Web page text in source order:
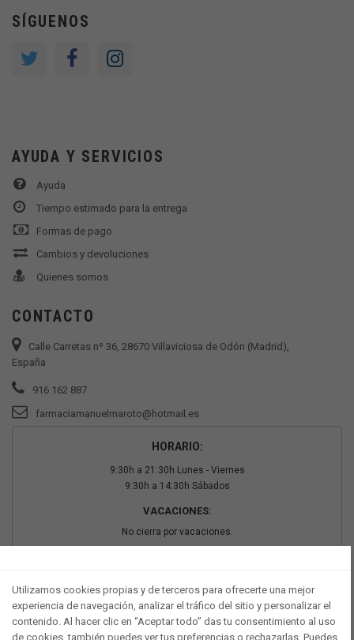
SÍGUENOS
AYUDA Y SERVICIOS
Ayuda
Tiempo estimado para la entrega
Formas de pago
Cambios y devoluciones
Quienes somos
CONTACTO
Calle Carretas nº 36, 28670 Villaviciosa de Odón (Madrid),
España
916 162 887
farmaciamanuelmaroto@hotmail.es
HORARIO:
9:30h a 21:30h Lunes - Viernes
9:30h a 14:30h Sábados
VACACIONES:
No cierra por vacaciones.
Utilizamos cookies propias y de terceros para ofrecerte una mejor
experiencia de navegación, analizar el tráfico del sitio y personalizar el
contenido. Al hacer clic en “Aceptar todo” das tu consentimiento al uso
de cookies, también puedes ver tus preferencias o rechazarlas. Puedes